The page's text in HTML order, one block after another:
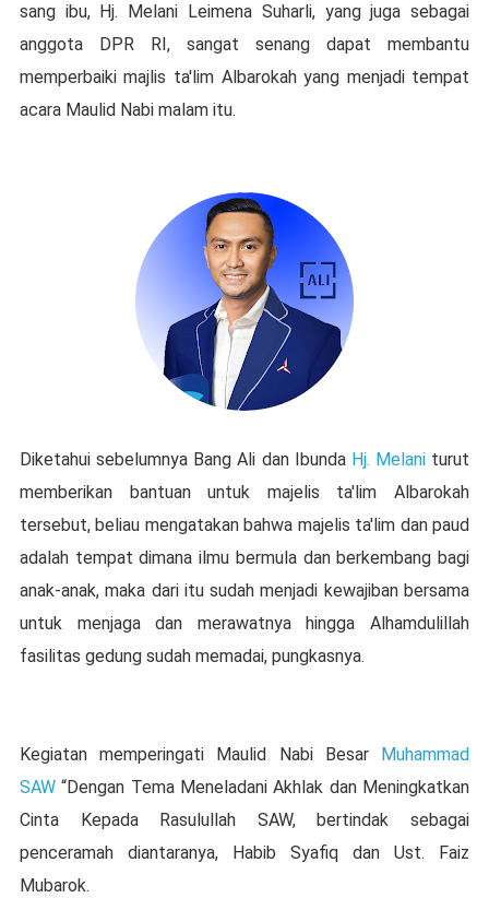
sang ibu, Hj. Melani Leimena Suharli, yang juga sebagai
anggota DPR RI, sangat senang dapat membantu
memperbaiki majlis ta'lim Albarokah yang menjadi tempat
acara Maulid Nabi malam itu.
Diketahui sebelumnya Bang Ali dan Ibunda Hj. Melaniturut
memberikan bantuan untuk majelis ta'lim Albarokah
tersebut, beliau mengatakan bahwa majelis ta'lim dan paud
adalah tempat dimana ilmu bermula dan berkembang bagi
anak-anak, maka dari itu sudah menjadi kewajiban bersama
untuk menjaga dan merawatnya hingga Alhamdulillah
fasilitas gedung sudah memadai, pungkasnya.
Kegiatan memperingati Maulid Nabi Besar Muhammad
SAW“Dengan Tema Meneladani Akhlak dan Meningkatkan
Cinta Kepada Rasulullah SAW, bertindak sebagai
penceramah diantaranya, Habib Syafiq dan Ust. Faiz
Mubarok.